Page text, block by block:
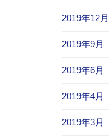
2019年12月
2019年9月
2019年6月
2019年4月
2019年3月